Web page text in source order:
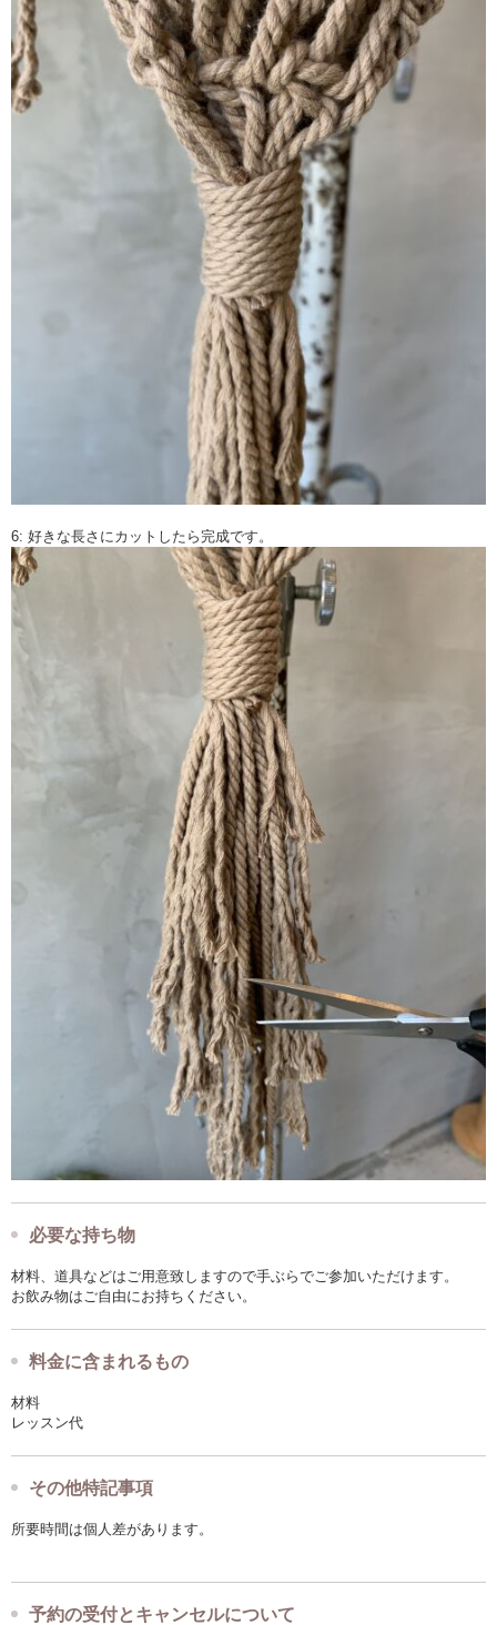
6: 好きな長さにカットしたら完成です。
必要な持ち物
材料、道具などはご用意致しますので手ぶらでご参加いただけます。
お飲み物はご自由にお持ちください。
料金に含まれるもの
材料
レッスン代
その他特記事項
所要時間は個人差があります。
予約の受付とキャンセルについて